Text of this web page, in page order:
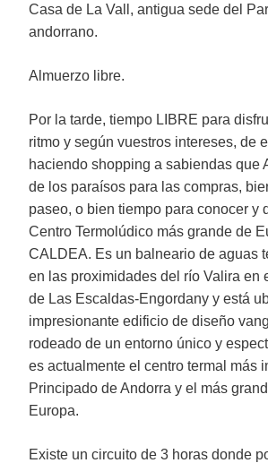
Casa de La Vall, antigua sede del
andorrano.
Almuerzo libre.
Por la tarde, tiempo LIBRE para
ritmo y según vuestros intereses, de
haciendo shopping a sabiendas que
de los paraísos para las compras,
paseo, o bien tiempo para conocer y
Centro Termolúdico más grande de
CALDEA. Es un balneario de aguas
en las proximidades del río Valira en
de Las Escaldas-Engordany y está
impresionante edificio de diseño
rodeado de un entorno único y
es actualmente el centro termal más
Principado de Andorra y el más
Europa.
Existe un circuito de 3 horas donde